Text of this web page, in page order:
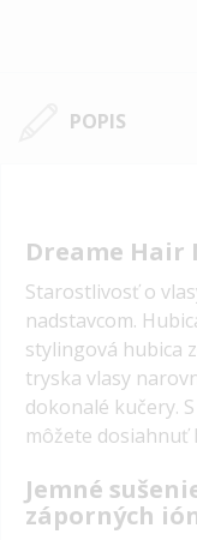
POPIS
Dreame Hair
Starostlivosť o
nadstavcom.
stylingová hubica
tryska vlasy
dokonalé kučery.
môžete dosiahnuť
Jemné
záporných